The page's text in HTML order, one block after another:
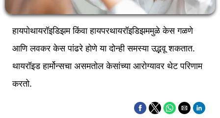
हायपोथायरॉइडिझम किंवा हायपरथायरॉइडिझममुळे केस गळणे
आणि लवकर केस पांढरे होणे या दोन्ही समस्या उद्भवू शकतात.
थायरॉइड हार्मोन्सचा असमतोल केसांच्या आरोग्यावर थेट परिणाम
करतो.